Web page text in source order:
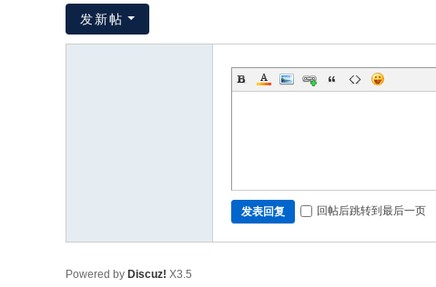
发新帖
发表回复 回帖后跳转到最后一页
Powered by Discuz! X3.5